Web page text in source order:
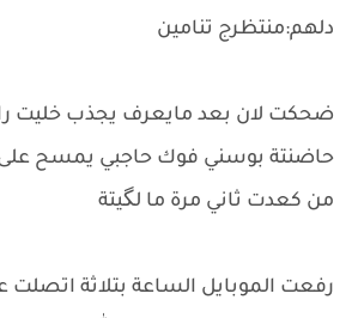
دلهم:منتظرج تنامين
ضحكت لان بعد مايعرف يجذب خليت
حاضنتة بوسني فوك حاجبي يمسح
من كعدت ثاني مرة ما لگيتة
رفعت الموبايل الساعة بتلاثة اتصلت